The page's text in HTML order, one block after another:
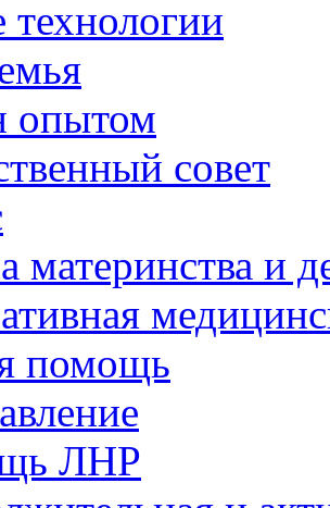
технологии
опытом
совет
материнства и
помощь
ЛНР